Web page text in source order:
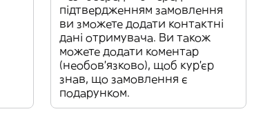
підтвердженням замовлення
ви зможете додати контактні
дані отримувача. Ви також
можете додати коментар
(необов'язково), щоб кур'єр
знав, що замовлення є
подарунком.